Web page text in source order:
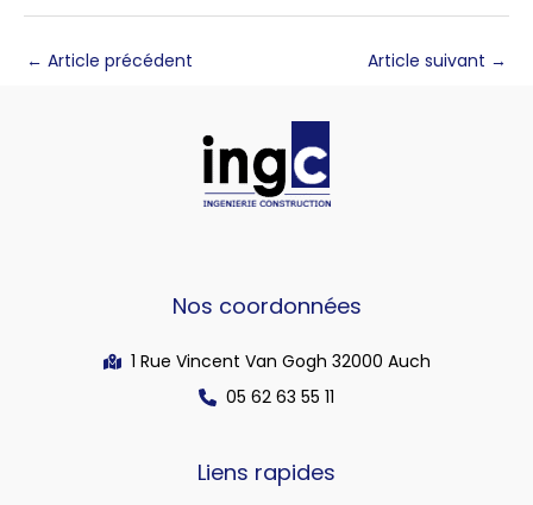
← Article précédent Article suivant →
Nos coordonnées
1 Rue Vincent Van Gogh 32000 Auch
05 62 63 55 11
Liens rapides